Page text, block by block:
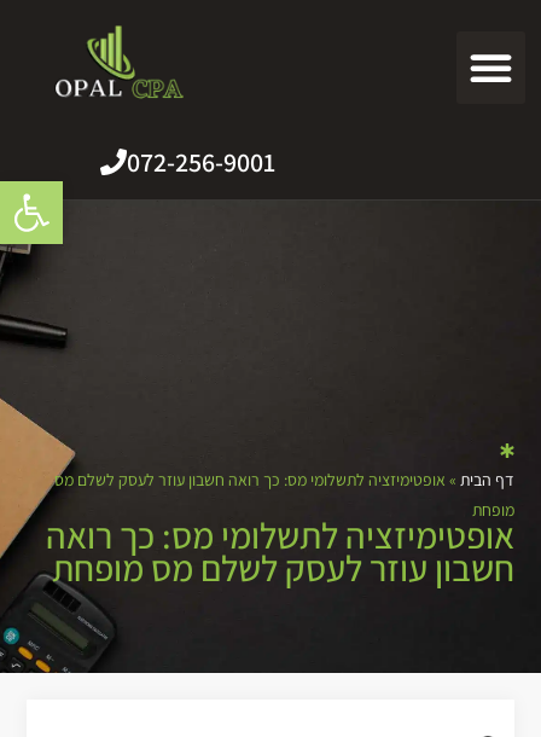
072-256-9001
דף הבית » אופטימיזציה לתשלומי מס: כך רואה חשבון עוזר לעסק לשלם מס
מופחת
אופטימיזציה לתשלומי מס: כך רואה
חשבון עוזר לעסק לשלם מס מופחת
פתח